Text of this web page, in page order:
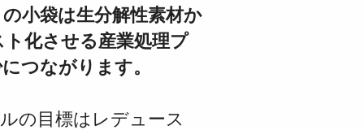
小袋は生分解性素材か
化させる産業処理プ
つながります。
の目標はレデュース